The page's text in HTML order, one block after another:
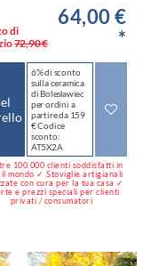
di
72,90 €
64,00 €
*
6% di sconto
sulla ceramica
di Bolesławiec
per ordini a
partire da 159
€ Codice
sconto:
AT5X2A
100.000 clienti soddisfatti in
mondo ✓ Stoviglie artigianali
con cura per la tua casa ✓
e prezzi speciali per clienti
privati / consumatori